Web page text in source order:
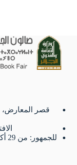
قصر المعارض،